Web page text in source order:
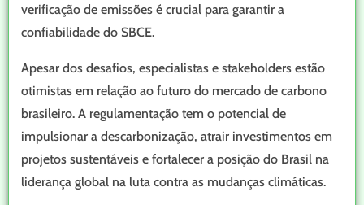
verificação de emissões é crucial para garantir a
confiabilidade do SBCE.
Apesar dos desafios, especialistas e stakeholders estão
otimistas em relação ao futuro do mercado de carbono
brasileiro. A regulamentação tem o potencial de
impulsionar a descarbonização, atrair investimentos em
projetos sustentáveis e fortalecer a posição do Brasil na
liderança global na luta contra as mudanças climáticas.